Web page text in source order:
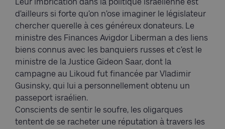
Leur imbrication dans la politique israélienne est
d’ailleurs si forte qu’on n’ose imaginer le législateur
chercher querelle à ces généreux donateurs. Le
ministre des Finances Avigdor Liberman a des liens
biens connus avec les banquiers russes et c’est le
ministre de la Justice Gideon Saar, dont la
campagne au Likoud fut financée par Vladimir
Gusinsky, qui lui a personnellement obtenu un
passeport israélien.
Conscients de sentir le soufre, les oligarques
tentent de se racheter une réputation à travers les